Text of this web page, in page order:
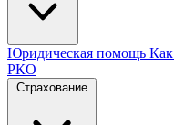
Юридическая помощь Как
РКО
Страхование